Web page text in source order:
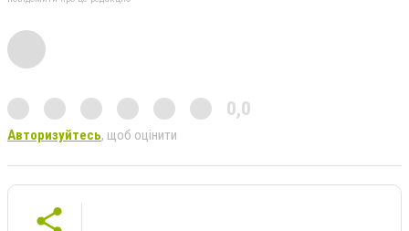
0,0
Авторизуйтесь, щоб оцінити